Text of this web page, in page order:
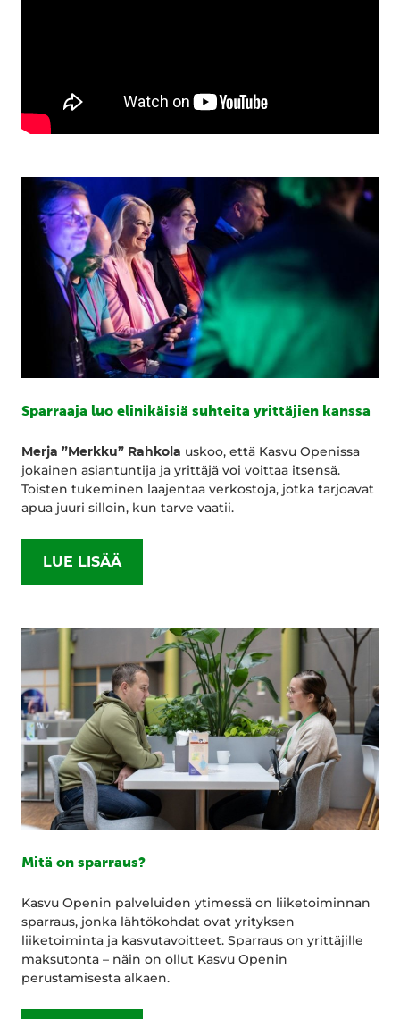
Sparraaja luo elinikäisiä suhteita yrittäjien kanssa
Merja ”Merkku” Rahkola uskoo, että Kasvu Openissa
jokainen asiantuntija ja yrittäjä voi voittaa itsensä.
Toisten tukeminen laajentaa verkostoja, jotka tarjoavat
apua juuri silloin, kun tarve vaatii.
LUE LISÄÄ
Mitä on sparraus?
Kasvu Openin palveluiden ytimessä on liiketoiminnan
sparraus, jonka lähtökohdat ovat yrityksen
liiketoiminta ja kasvutavoitteet. Sparraus on yrittäjille
maksutonta – näin on ollut Kasvu Openin
perustamisesta alkaen.